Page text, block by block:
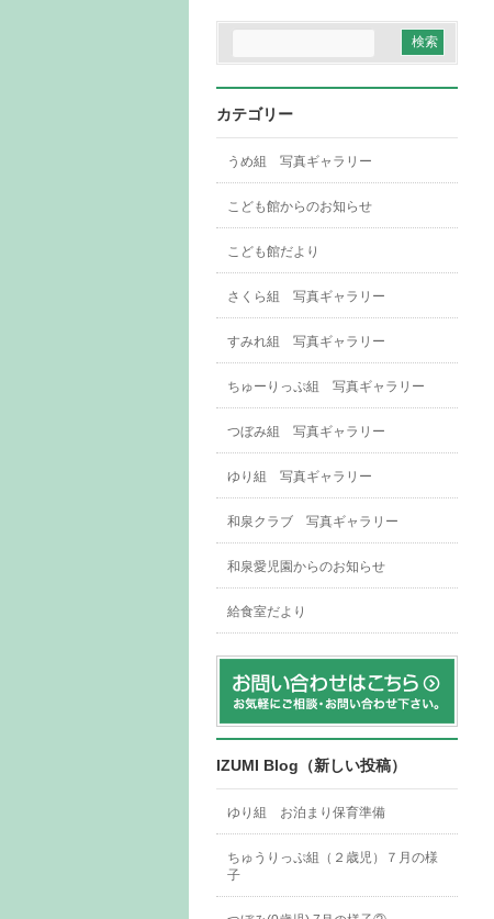
カテゴリー
うめ組 写真ギャラリー
こども館からのお知らせ
こども館だより
さくら組 写真ギャラリー
すみれ組 写真ギャラリー
ちゅーりっぷ組 写真ギャラリー
つぼみ組 写真ギャラリー
ゆり組 写真ギャラリー
和泉クラブ 写真ギャラリー
和泉愛児園からのお知らせ
給食室だより
IZUMI Blog（新しい投稿）
ゆり組 お泊まり保育準備
ちゅうりっぷ組（２歳児）７月の様
子